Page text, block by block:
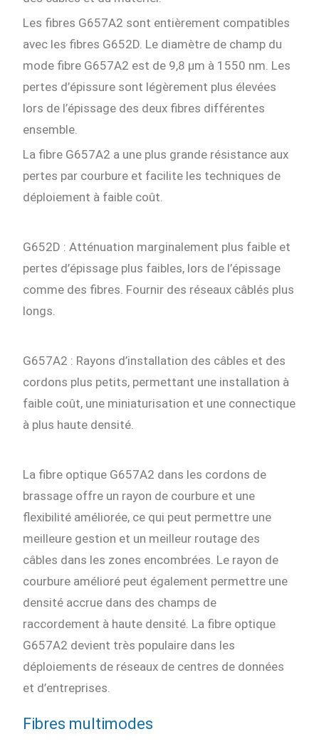
Les fibres G657A2 sont entièrement compatibles
avec les fibres G652D. Le diamètre de champ du
mode fibre G657A2 est de 9,8 µm à 1550 nm. Les
pertes d’épissure sont légèrement plus élevées
lors de l’épissage des deux fibres différentes
ensemble.
La fibre G657A2 a une plus grande résistance aux
pertes par courbure et facilite les techniques de
déploiement à faible coût.
G652D : Atténuation marginalement plus faible et
pertes d’épissage plus faibles, lors de l’épissage
comme des fibres. Fournir des réseaux câblés plus
longs.
G657A2 : Rayons d’installation des câbles et des
cordons plus petits, permettant une installation à
faible coût, une miniaturisation et une connectique
à plus haute densité.
La fibre optique G657A2 dans les cordons de
brassage offre un rayon de courbure et une
flexibilité améliorée, ce qui peut permettre une
meilleure gestion et un meilleur routage des
câbles dans les zones encombrées. Le rayon de
courbure amélioré peut également permettre une
densité accrue dans des champs de
raccordement à haute densité. La fibre optique
G657A2 devient très populaire dans les
déploiements de réseaux de centres de données
et d’entreprises.
Fibres multimodes